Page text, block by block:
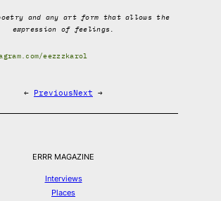
and any art form that allows the
expression of feelings.
eezzzkarol
← PreviousNext →
ERRR MAGAZINE
Interviews
Places